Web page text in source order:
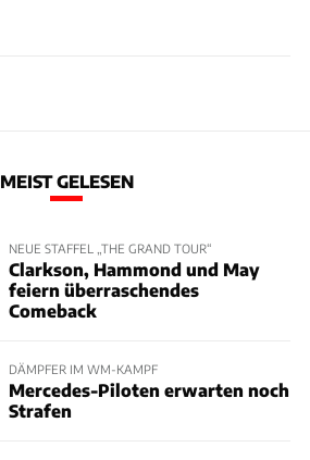
MEIST GELESEN
NEUE STAFFEL „THE GRAND TOUR“
Clarkson, Hammond und May
feiern überraschendes
Comeback
DÄMPFER IM WM-KAMPF
Mercedes-Piloten erwarten noch
Strafen